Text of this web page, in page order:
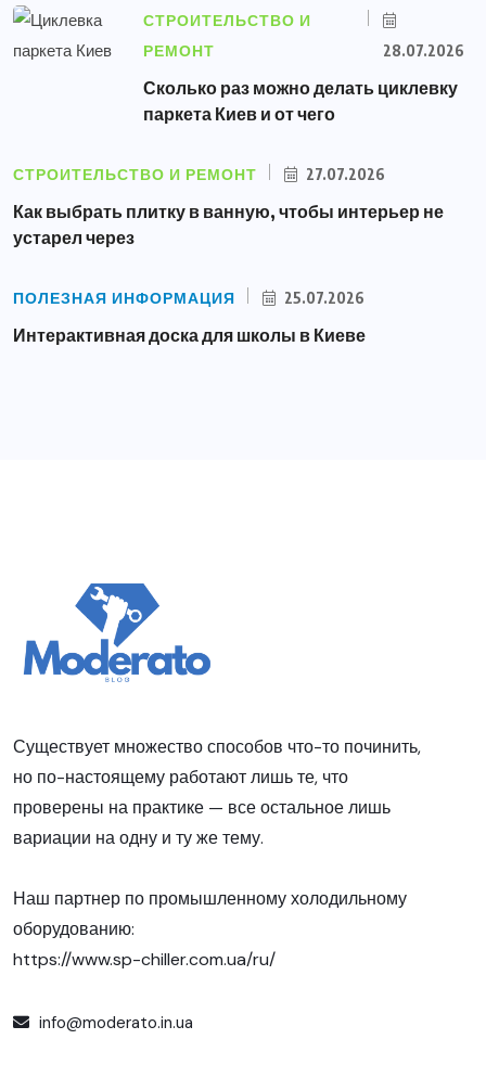
СТРОИТЕЛЬСТВО И
РЕМОНТ
28.07.2026
Сколько раз можно делать циклевку
паркета Киев и от чего
СТРОИТЕЛЬСТВО И РЕМОНТ 27.07.2026
Как выбрать плитку в ванную, чтобы интерьер не
устарел через
ПОЛЕЗНАЯ ИНФОРМАЦИЯ 25.07.2026
Интерактивная доска для школы в Киеве
Существует множество способов что-то починить,
но по-настоящему работают лишь те, что
проверены на практике — все остальное лишь
вариации на одну и ту же тему.
Наш партнер по промышленному холодильному
оборудованию:
https://www.sp-chiller.com.ua/ru/
info@moderato.in.ua